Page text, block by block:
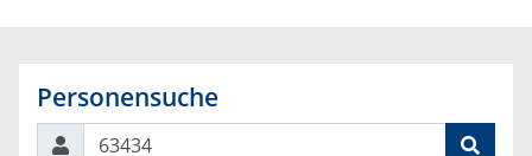
Personensuche
Suchen